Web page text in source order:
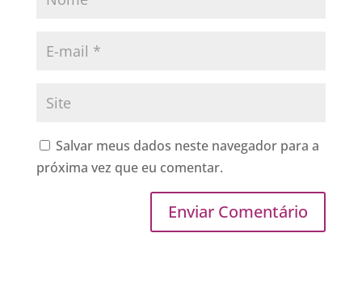
Salvar meus dados neste navegador para a
próxima vez que eu comentar.